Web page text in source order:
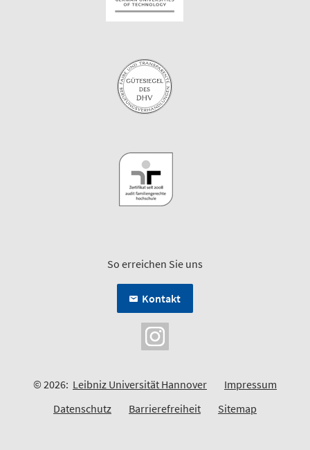
So erreichen Sie uns
Kontakt
© 2026: Leibniz Universität Hannover
Impressum
Datenschutz
Barrierefreiheit Sitemap